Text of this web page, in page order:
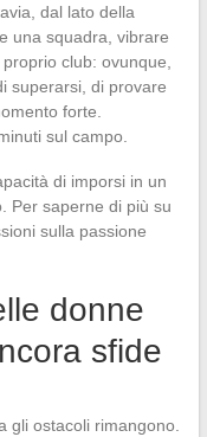
dal lato della
una squadra, vibrare
club: ovunque,
superarsi, di provare
forte.
sul campo.
di imporsi in un
Per saperne di più su
sulla passione
donne
sfide
gli ostacoli rimangono.